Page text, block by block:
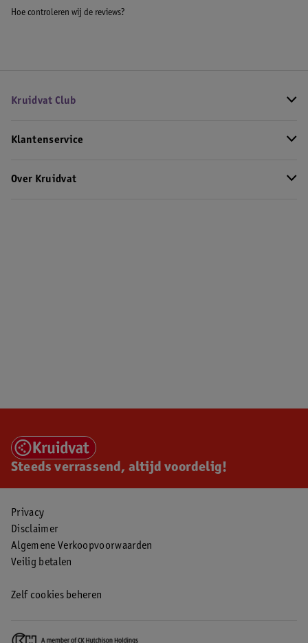
Hoe controleren wij de reviews?
Kruidvat Club
Klantenservice
Over Kruidvat
Steeds verrassend, altijd voordelig!
Privacy
Disclaimer
Algemene Verkoopvoorwaarden
Veilig betalen
Zelf cookies beheren